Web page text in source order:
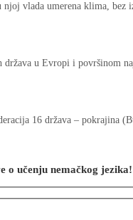
vlada umerena klima,
u Evropi i površinom
16 država –
o učenju nemačkog jezika!